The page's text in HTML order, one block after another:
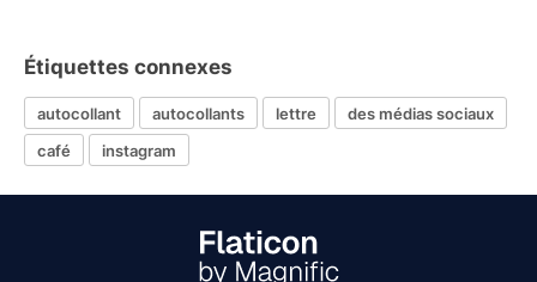
Étiquettes connexes
autocollant autocollants lettre
des médias sociaux
café
instagram